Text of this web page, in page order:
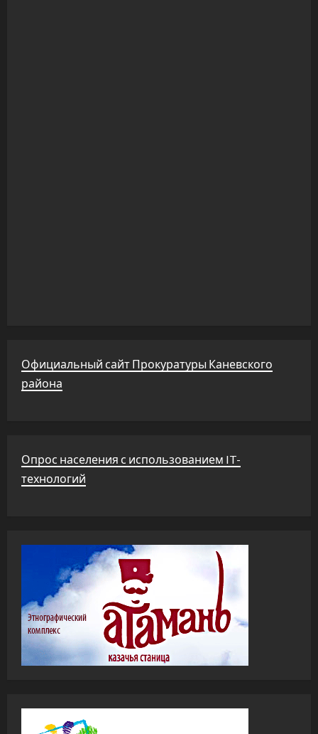
Официальный сайт Прокуратуры Каневского
района
Опрос населения с использованием IT-
технологий